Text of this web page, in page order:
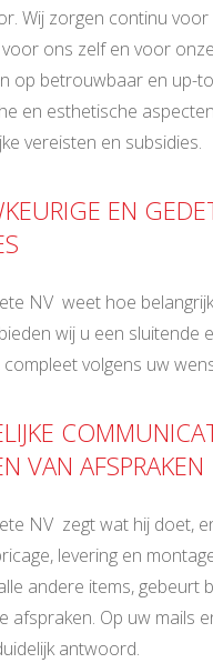
Wij zorgen continu voor
ons zelf en voor
op betrouwbaar en up-
en esthetische
vereisten en subsidies.
EN
NV weet hoe
wij u een sluitende
volgens uw
VAN AFSPRAKEN
NV zegt wat hij doet,
levering en
andere items, gebeurt
afspraken. Op uw mails
antwoord.